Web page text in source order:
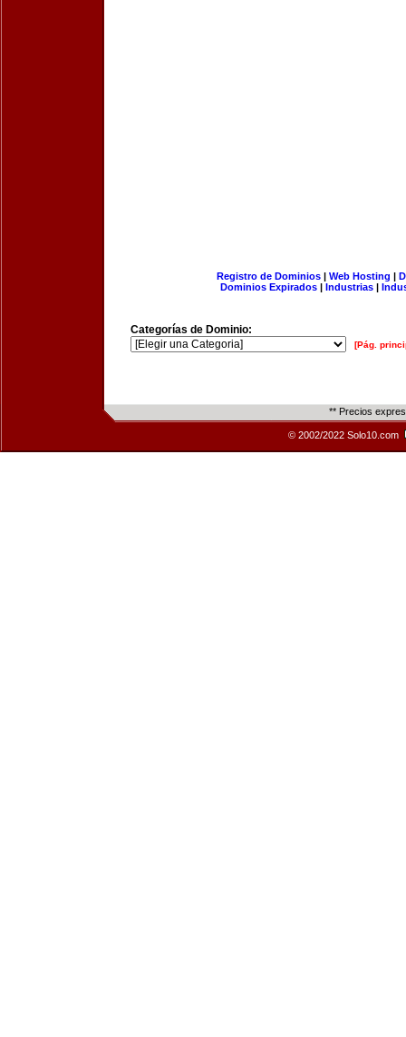
Registro de Dominios| Web Hosting |
Dominios Expirados | Industrias |
Categorías de Dominio:
[Pág.
** Precios
© 2002/2022 Solo10.com